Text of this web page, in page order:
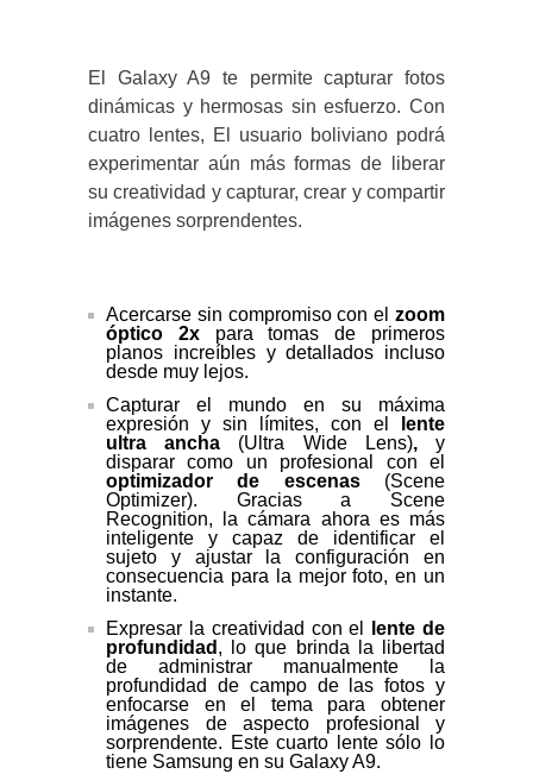
El Galaxy A9 te permite capturar fotos
dinámicas y hermosas sin esfuerzo. Con
cuatro lentes, El usuario boliviano podrá
experimentar aún más formas de liberar
su creatividad y capturar, crear y compartir
imágenes sorprendentes.
Acercarse sin compromiso con el zoom
óptico
2xpara tomas de primeros
planos increíbles y detallados incluso
desde muy lejos.
Capturar el mundo en su máxima
expresión y sin límites, con el
lente
ultra ancha (Ultra Wide Lens),y
disparar como un profesional con el
optimizador de escenas(Scene
Optimizer). Gracias a Scene
Recognition, la cámara ahora es más
inteligente y capaz de identificar el
sujeto y ajustar la configuración en
consecuencia para la mejor foto, en un
instante.
Expresar la creatividad con el
lente de
profundidad , lo que brinda la libertad
de administrar manualmente la
profundidad de campo de las fotos y
enfocarse en el tema para obtener
imágenes de aspecto profesional y
sorprendente. Este cuarto lente sólo lo
tiene Samsung en su Galaxy A9.